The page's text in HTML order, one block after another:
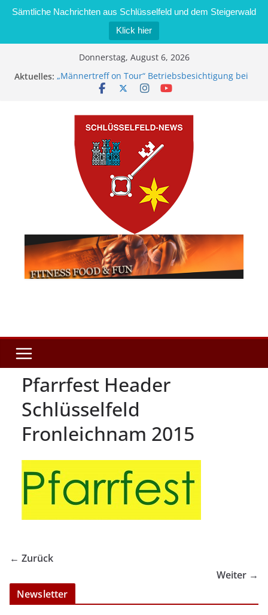
Sämtliche Nachrichten aus Schlüsselfeld und dem Steigerwald
Klick hier
Donnerstag, August 6, 2026
Aktuelles: „Männertreff on Tour“ Betriebsbesichtigung bei
der Schreinerei Zimmermann GmbH
Brand in Sägewerk in Bernroth schnell unter
Kontrolle
Stadt Schlüsselfeld bietet Online-Anmeldung für
Kindergartenplätze an
Dieseldiebstahl im Wert von 600 Euro
Pfarrfest Header
Schlüsselfeld
Fronleichnam 2015
← Zurück
Weiter →
Newsletter